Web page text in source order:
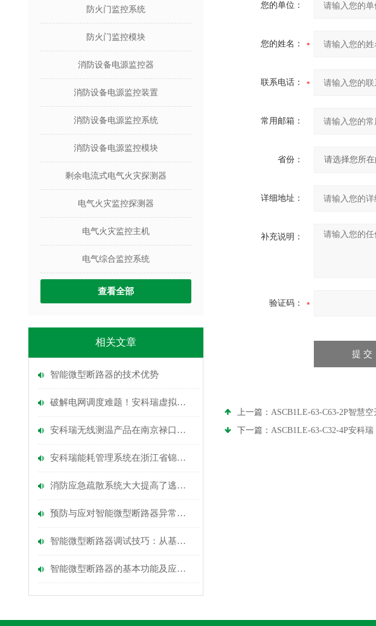
防火门监控系统
防火门监控模块
消防设备电源监控器
消防设备电源监控装置
消防设备电源监控系统
消防设备电源监控模块
剩余电流式电气火灾探测器
电气火灾监控探测器
电气火灾监控主机
电气综合监控系统
查看全部
相关文章
智能微型断路器的技术优势
破解电网调度难题！安科瑞虚拟电厂，政策加持下的能源革新利器
安科瑞无线测温产品在南京禄口机场改扩建工程项目的应用
安科瑞能耗管理系统在浙江省锦绣江山外语学校的应用
消防应急疏散系统大大提高了逃生机率
预防与应对智能微型断路器异常的实践
智能微型断路器调试技巧：从基础到进阶
智能微型断路器的基本功能及应用场景
您的单位：
您的姓名：
联系电话：
常用邮箱：
省份：
详细地址：
补充说明：
验证码：
上一篇： ASCB1LE-63-C63-2P智慧
下一篇： ASCB1LE-63-C32-4P安科